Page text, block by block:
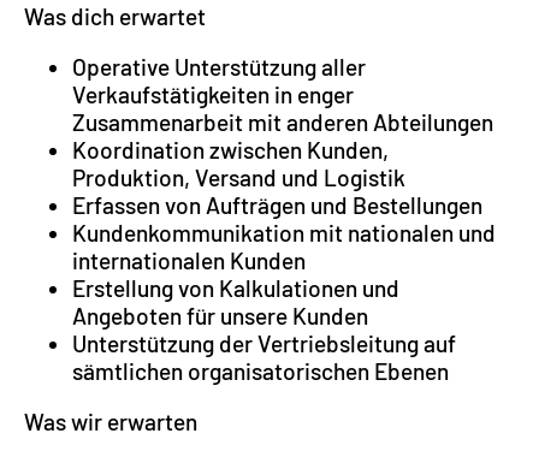
Was dich erwartet
Operative Unterstützung aller
Verkaufstätigkeiten in enger
Zusammenarbeit mit anderen Abteilungen
Koordination zwischen Kunden,
Produktion, Versand und Logistik
Erfassen von Aufträgen und Bestellungen
Kundenkommunikation mit nationalen und
internationalen Kunden
Erstellung von Kalkulationen und
Angeboten für unsere Kunden
Unterstützung der Vertriebsleitung auf
sämtlichen organisatorischen Ebenen
Was wir erwarten